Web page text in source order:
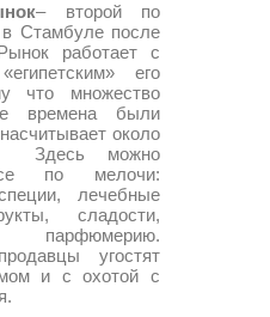
– второй по
Стамбуле после
работает с
его
что множество
времена были
около
Здесь можно
по мелочи:
лечебные
сладости,
угостят
и с охотой с